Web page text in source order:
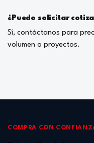
¿Puedo solicitar
Sí, contáctanos para
volumen o proyectos.
COMPRA CON